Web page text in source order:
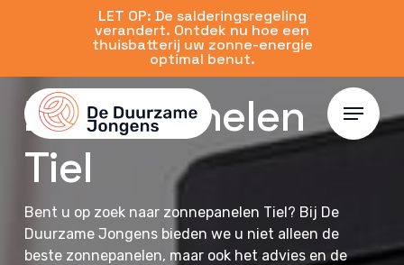
content
LET OP: De salderingsregeling
verandert. Ontdek nu hoe een
thuisbatterij uw zonne-energie
optimal benut.
Menu
Zonnepanelen
Tiel
Bent u op zoek naar zonnepanelen Tiel? Bij De
Duurzame Jongens bieden we u niet alleen de
beste zonnepanelen, maar ook het advies en de